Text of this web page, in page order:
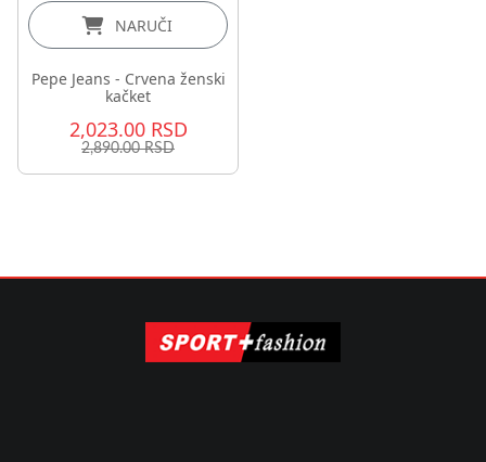
NARUČI
Pepe Jeans - Crvena ženski
kačket
2,023.00 RSD
2,890.00 RSD